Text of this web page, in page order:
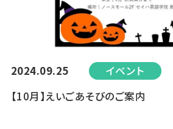
2024.09.25
イベント
【10月】えいごあそびのご案内